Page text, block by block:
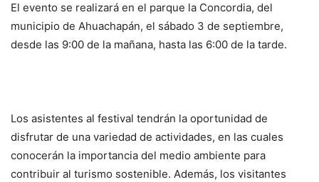
El evento se realizará en el parque la Concordia, del
municipio de Ahuachapán, el sábado 3 de septiembre,
desde las 9:00 de la mañana, hasta las 6:00 de la tarde.
Los asistentes al festival tendrán la oportunidad de
disfrutar de una variedad de actividades, en las cuales
conocerán la importancia del medio ambiente para
contribuir al turismo sostenible. Además, los visitantes